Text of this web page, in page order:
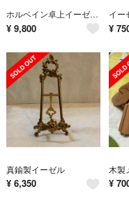
ホルベイン卓上イーゼル ジュリアン
¥ 9,800 ¥
真鍮製イーゼル
¥ 6,350 ¥